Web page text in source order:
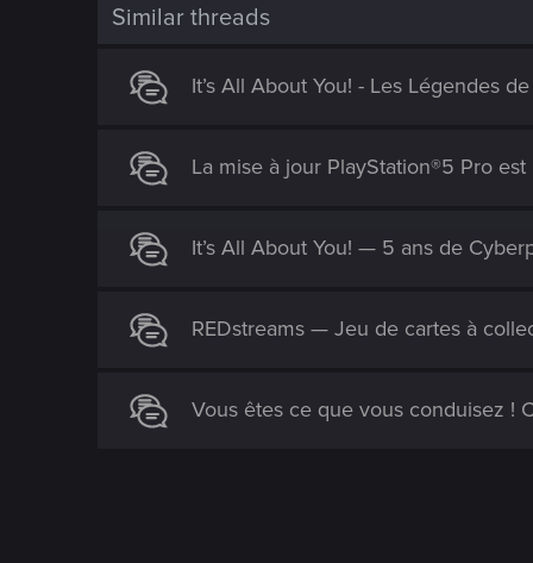
i
o
:
Similar threads
It’s All About You! - Les Légendes
La mise à jour PlayStation®5 Pro est
It’s All About You! — 5 ans de
REDstreams — Jeu de cartes à
Vous êtes ce que vous conduisez !